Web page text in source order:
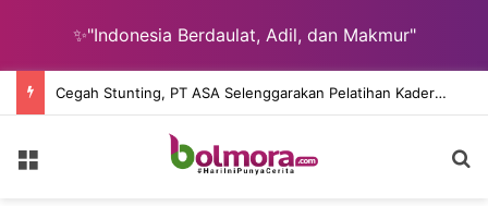
✨"Indonesia Berdaulat, Adil, dan Makmur"
Reses DPRD Sulut Serap Aspirasi Jalan, Perumahan, Nelayan, dan Pendidikan